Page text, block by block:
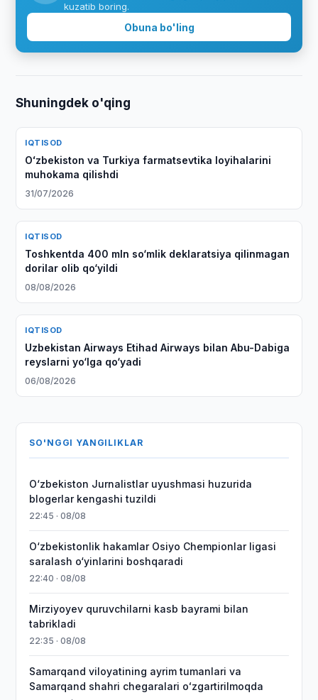
kuzatib boring.
Obuna bo'ling
Shuningdek o'qing
IQTISOD
Oʻzbekiston va Turkiya farmatsevtika loyihalarini
muhokama qilishdi
31/07/2026
IQTISOD
Toshkentda 400 mln so‘mlik deklaratsiya qilinmagan
dorilar olib qo‘yildi
08/08/2026
IQTISOD
Uzbekistan Airways Etihad Airways bilan Abu-Dabiga
reyslarni yo‘lga qo‘yadi
06/08/2026
SO'NGGI YANGILIKLAR
O‘zbekiston Jurnalistlar uyushmasi huzurida
blogerlar kengashi tuzildi
22:45 · 08/08
O‘zbekistonlik hakamlar Osiyo Chempionlar ligasi
saralash o‘yinlarini boshqaradi
22:40 · 08/08
Mirziyoyev quruvchilarni kasb bayrami bilan
tabrikladi
22:35 · 08/08
Samarqand viloyatining ayrim tumanlari va
Samarqand shahri chegaralari oʻzgartirilmoqda